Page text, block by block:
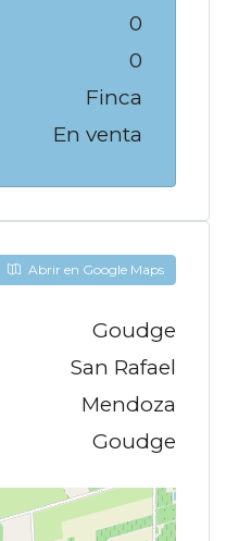
0
0
Finca
En venta
Abrir en Google Maps
Goudge
San Rafael
Mendoza
Goudge